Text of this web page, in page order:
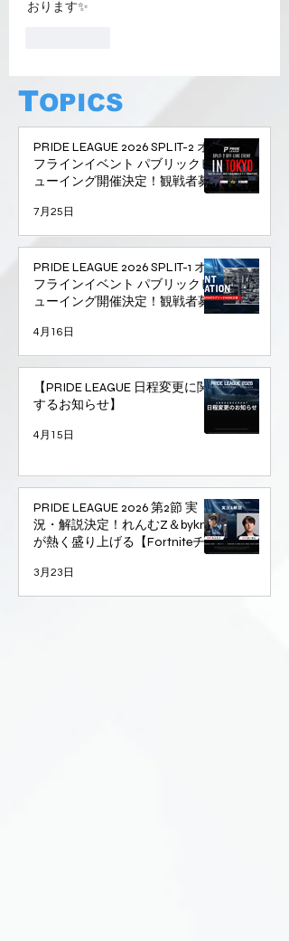
おります✨
TOPICS
PRIDE LEAGUE 2026 SPLIT-2 オ
フラインイベント パブリックビ
ューイング開催決定！観戦者募
7月25日
PRIDE LEAGUE 2026 SPLIT-1 オ
フラインイベント パブリックビ
ューイング開催決定！観戦者募
4月16日
【PRIDE LEAGUE 日程変更に関
するお知らせ】
4月15日
PRIDE LEAGUE 2026 第2節 実
況・解説決定！れんむZ＆bykn
が熱く盛り上げる【Fortniteチー
3月23日